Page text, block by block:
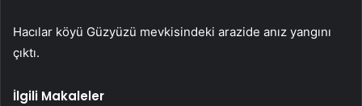
Hacılar köyü Güzyüzü mevkisindeki arazide anız yangını
çıktı.
İlgili Makaleler